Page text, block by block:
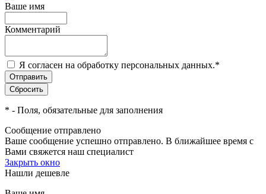
Ваше имя
Комментарий
Я согласен на обработку персональных данных.*
* - Поля, обязательные для заполнения
Сообщение отправлено
Ваше сообщение успешно отправлено. В ближайшее время с
Вами свяжется наш специалист
Закрыть окно
Нашли дешевле